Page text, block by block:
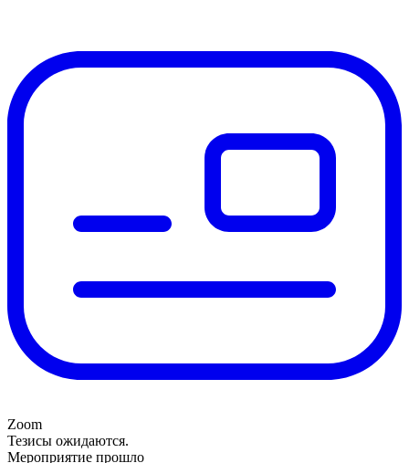
Zoom
Тезисы ожидаются.
Мероприятие прошло